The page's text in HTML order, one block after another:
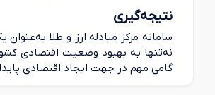
نتیجه‌گیری
سامانه مرکز مبادله ارز و طلا
نه‌تنها به بهبود وضعیت اقتصادی
گامی مهم در جهت ایجاد اقتصادی